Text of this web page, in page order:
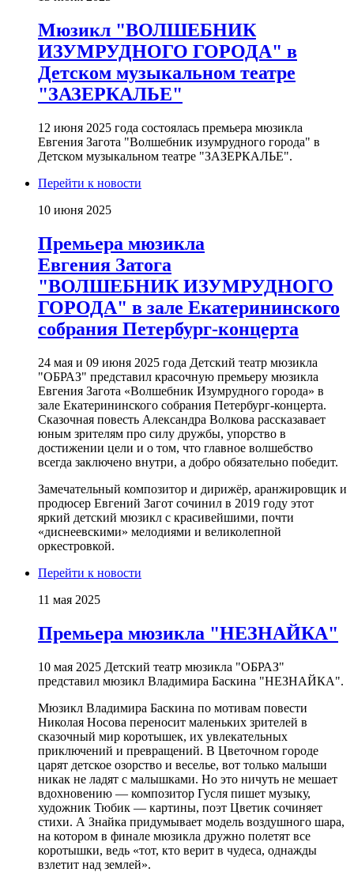
Мюзикл "ВОЛШЕБНИК
ИЗУМРУДНОГО ГОРОДА" в
Детском музыкальном театре
"ЗАЗЕРКАЛЬЕ"
12 июня 2025 года состоялась премьера мюзикла
Евгения Загота "Волшебник изумрудного города" в
Детском музыкальном театре "ЗАЗЕРКАЛЬЕ".
Перейти к новости
10 июня 2025
Премьера мюзикла
Евгения Затога
"ВОЛШЕБНИК ИЗУМРУДНОГО
ГОРОДА" в зале Екатерининского
собрания Петербург-концерта
24 мая и 09 июня 2025 года Детский театр мюзикла
"ОБРАЗ" представил красочную премьеру мюзикла
Евгения Загота «Волшебник Изумрудного города» в
зале Екатерининского собрания Петербург-концерта.
Сказочная повесть Александра Волкова рассказавает
юным зрителям про силу дружбы, упорство в
достижении цели и о том, что главное волшебство
всегда заключено внутри, а добро обязательно победит.
Замечательный композитор и дирижёр, аранжировщик и
продюсер Евгений Загот сочинил в 2019 году этот
яркий детский мюзикл с красивейшими, почти
«диснеевскими» мелодиями и великолепной
оркестровкой.
Перейти к новости
11 мая 2025
Премьера мюзикла "НЕЗНАЙКА"
10 мая 2025 Детский театр мюзикла "ОБРАЗ"
представил мюзикл Владимира Баскина "НЕЗНАЙКА".
Мюзикл Владимира Баскина по мотивам повести
Николая Носова переносит маленьких зрителей в
сказочный мир коротышек, их увлекательных
приключений и превращений. В Цветочном городе
царят детское озорство и веселье, вот только малыши
никак не ладят с малышками. Но это ничуть не мешает
вдохновению — композитор Гусля пишет музыку,
художник Тюбик — картины, поэт Цветик сочиняет
стихи. А Знайка придумывает модель воздушного шара,
на котором в финале мюзикла дружно полетят все
коротышки, ведь «тот, кто верит в чудеса, однажды
взлетит над землей».